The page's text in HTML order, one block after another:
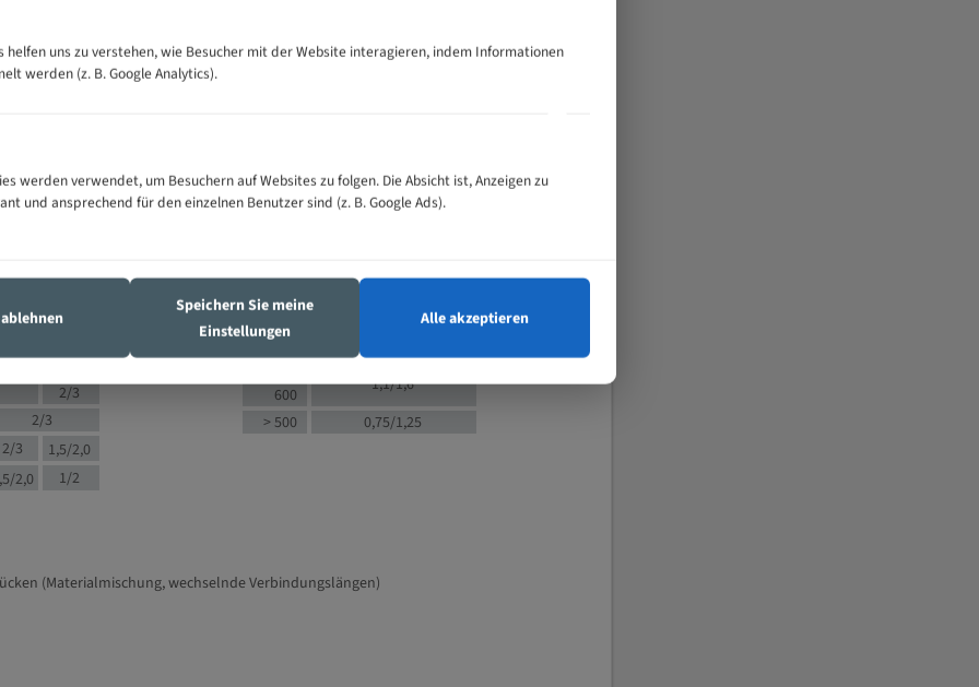
300
500
4/6
4/6
4/5
4/5
2/3
2/3
2/3
1,5/2,0
2,0 1/2
M (mm)
Zähne pro
Zoll (ZpZ))
35 - 70
5/8
130 -
350
150 -
600
1,1/1,6
> 500
0,75/1,25
(Materialmischung, wechselnde Verbindungslängen)
helfen uns zu verstehen, wie Besucher mit der Website interagieren, indem Informationen
werden (z. B. Google Analytics).
werden verwendet, um Besuchern auf Websites zu folgen. Die Absicht ist, Anzeigen zu
und ansprechend für den einzelnen Benutzer sind (z. B. Google Ads).
Speichern Sie meine
Einstellungen
Alle akzeptieren